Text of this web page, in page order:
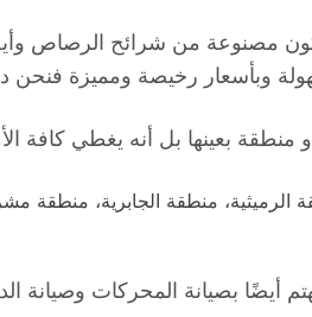
تكون مصنوعة من شرائح الرصاص
وبأسعار رخيصة ومميزة
بعينها بل أنه يغطي كافة
الرميثية، منطقة الجابرية،
بصيانة المحركات وصيانة